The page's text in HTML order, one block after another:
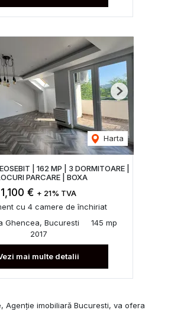
Harta
Next
| 162 MP | 3 DORMITOARE |
PARCARE | BOXA
1,100 € + 21% TVA
cu 4 camere de închiriat
Ghencea, Bucuresti
145 mp
2017
mai multe detalii
Agenție imobiliară Bucuresti, va ofera